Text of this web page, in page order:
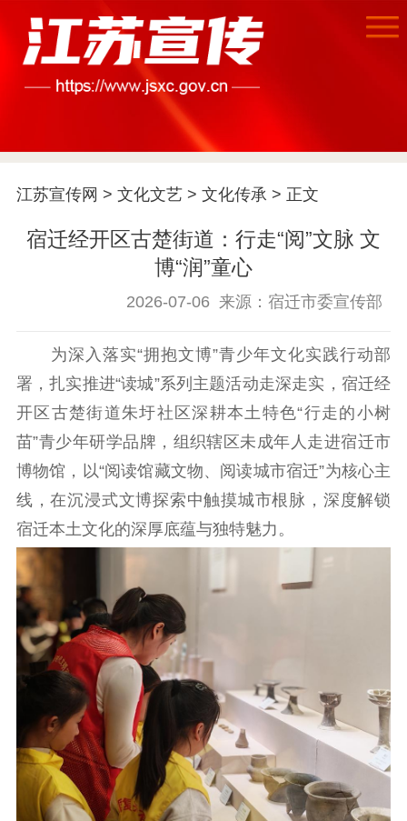
首页
江苏要闻
公示公告
工作动态
理论武装
理论学习 宣传宣讲 研究阐释
哲学社科
社科强省
江苏文脉
资料下载
新闻宣传
主题宣传 对外宣传
记者之家
品牌栏目
文化文艺
精品生产 文化惠民
文化传承
文化交流
体制改革
文化产业
江苏宣传网 > 文化文艺> 文化传承 > 正文
宿迁经开区古楚街道：行走“阅”文脉 文
博“润”童心
2026-07-06 来源：宿迁市委宣传部
为深入落实“拥抱文博”青少年文化实践行动部
署，扎实推进“读城”系列主题活动走深走实，宿迁经
开区古楚街道朱圩社区深耕本土特色“行走的小树
苗”青少年研学品牌，组织辖区未成年人走进宿迁市
博物馆，以“阅读馆藏文物、阅读城市宿迁”为核心主
线，在沉浸式文博探索中触摸城市根脉，深度解锁
宿迁本土文化的深厚底蕴与独特魅力。